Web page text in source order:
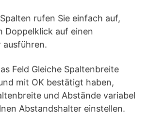
rufen Sie einfach auf,
Doppelklick auf einen
ausführen.
Feld Gleiche Spaltenbreite
mit OK bestätigt haben,
und Abstände variabel
Abstandshalter einstellen.